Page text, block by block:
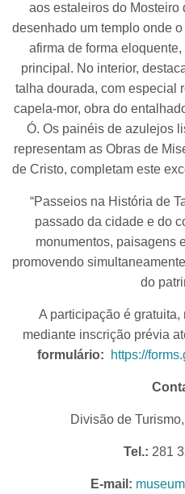
aos estaleiros do Mosteiro
desenhado um templo onde
afirma de forma
principal. No interior,
talha dourada, com especial
capela-mor, obra do
Ó. Os painéis de azulejos
representam as Obras de
de Cristo, completam este
“Passeios na História de
passado da cidade e do
monumentos, paisagens
promovendo
do
A participação é gratuita,
mediante inscrição prévia
formulário:
https://
Divisão de Turismo,
Tel.: 281
E-mail: